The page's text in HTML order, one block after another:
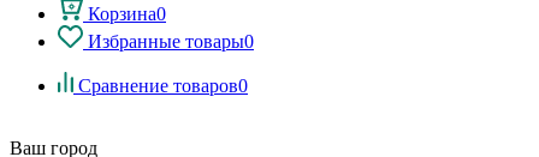
Корзина0
Избранные товары0
Сравнение товаров0
Ваш город